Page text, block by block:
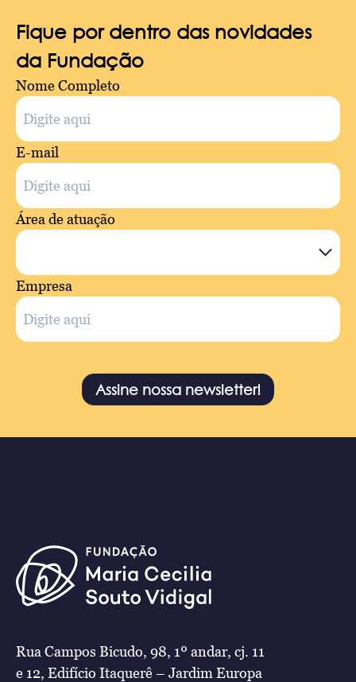
Fique por dentro das novidades
da Fundação
Nome Completo
E-mail
Área de atuação
Empresa
Assine nossa newsletter!
Rua Campos Bicudo, 98, 1º andar, cj. 11
e 12, Edifício Itaquerê – Jardim Europa